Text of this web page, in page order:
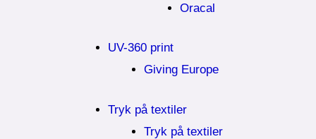
Oracal
UV-360 print
Giving Europe
Tryk på textiler
Tryk på textiler